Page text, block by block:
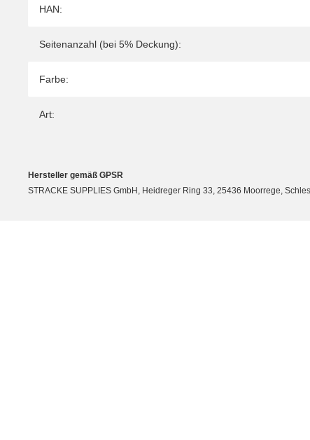
Produkteigenschaft
Wert
HAN:
Seitenanzahl (bei 5% Deckung):
Farbe:
Art:
Hersteller gemäß GPSR
STRACKE SUPPLIES GmbH, Heidreger Ring 33, 25436 Moorrege,